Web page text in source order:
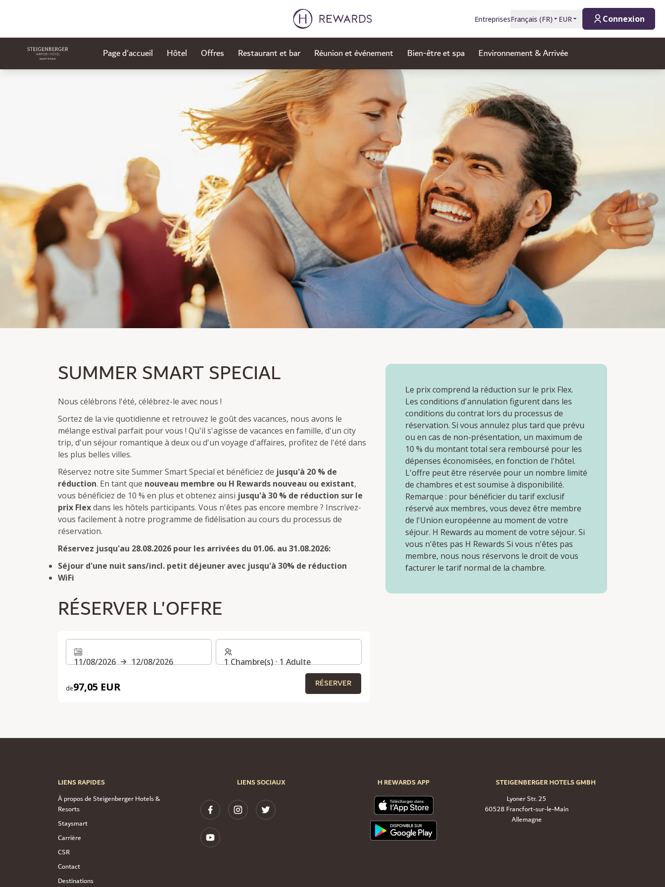
EntreprisesFrançais (FR) EUR Connexion
Page d'accueil Hôtel Offres Restaurant et bar Réunion et événement Bien-être et spa Environnement & Arrivée
Devenez membre et économisez jusqu'à 30 %.
Nuitée excl./incl. petit déjeuner
SUMMER SMART SPECIAL
Nous célébrons l'été, célébrez-le avec nous !
Sortez de la vie quotidienne et retrouvez le goût des vacances, nous avons le
mélange estival parfait pour vous ! Qu'il s'agisse de vacances en famille, d'un city
trip, d'un séjour romantique à deux ou d'un voyage d'affaires, profitez de l'été dans
les plus belles villes.
Réservez notre site Summer Smart Special et bénéficiez de jusqu'à 20 % de
réduction. En tant que nouveau membre ou H Rewards nouveau ou existant,
vous bénéficiez de 10 % en plus et obtenez ainsi jusqu'à 30 % de réduction sur le
prix Flexdans les hôtels participants. Vous n'êtes pas encore membre ? Inscrivez-
vous facilement à notre programme de fidélisation au cours du processus de
réservation.
Réservez jusqu'au 28.08.2026 pour les arrivées du 01.06. au 31.08.2026:
Séjour d'une nuit sans/incl. petit déjeuner avec jusqu'à 30% de réduction
WiFi
RÉSERVER L'OFFRE
11/08/2026 12/08/2026
de97,05 EUR
1 Chambre(s) ⋅ 1 Adulte
RÉSERVER
Le prix comprend la réduction sur le prix Flex.
Les conditions d'annulation figurent dans les
conditions du contrat lors du processus de
réservation. Si vous annulez plus tard que prévu
ou en cas de non-présentation, un maximum de
10 % du montant total sera remboursé pour les
dépenses économisées, en fonction de l'hôtel.
L'offre peut être réservée pour un nombre limité
de chambres et est soumise à disponibilité.
Remarque : pour bénéficier du tarif exclusif
réservé aux membres, vous devez être membre
de l'Union européenne au moment de votre
séjour. H Rewards au moment de votre séjour. Si
vous n'êtes pas H Rewards Si vous n'êtes pas
membre, nous nous réservons le droit de vous
facturer le tarif normal de la chambre.
LIENS RAPIDES
À propos de Steigenberger Hotels &
Resorts
Staysmart
Carrière
CSR
Contact
Destinations
LIENS SOCIAUX H REWARDS APP
STEIGENBERGER HOTELS GMBH
Lyoner Str. 25
60528 Francfort-sur-le-Main
Allemagne